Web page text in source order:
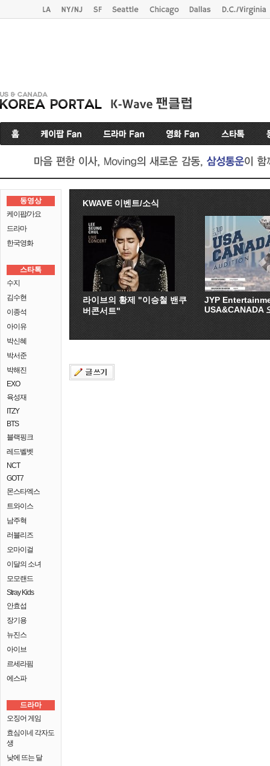
동영상
케이팝/가요
드라마
한국영화
스타톡
수지
김수현
이종석
아이유
박신혜
박서준
박해진
EXO
육성재
ITZY
BTS
블랙핑크
레드벨벳
NCT
GOT7
몬스타엑스
트와이스
남주혁
러블리즈
오마이걸
이달의 소녀
모모랜드
Stray Kids
안효섭
장기용
뉴진스
아이브
르세라핌
에스파
드라마
오징어 게임
효심이네 각자도
생
낮에 뜨는 달
KWAVE 이벤트/소식
라이브의 황제 "이승철 밴쿠
버콘서트"
JYP
USA&CANADA